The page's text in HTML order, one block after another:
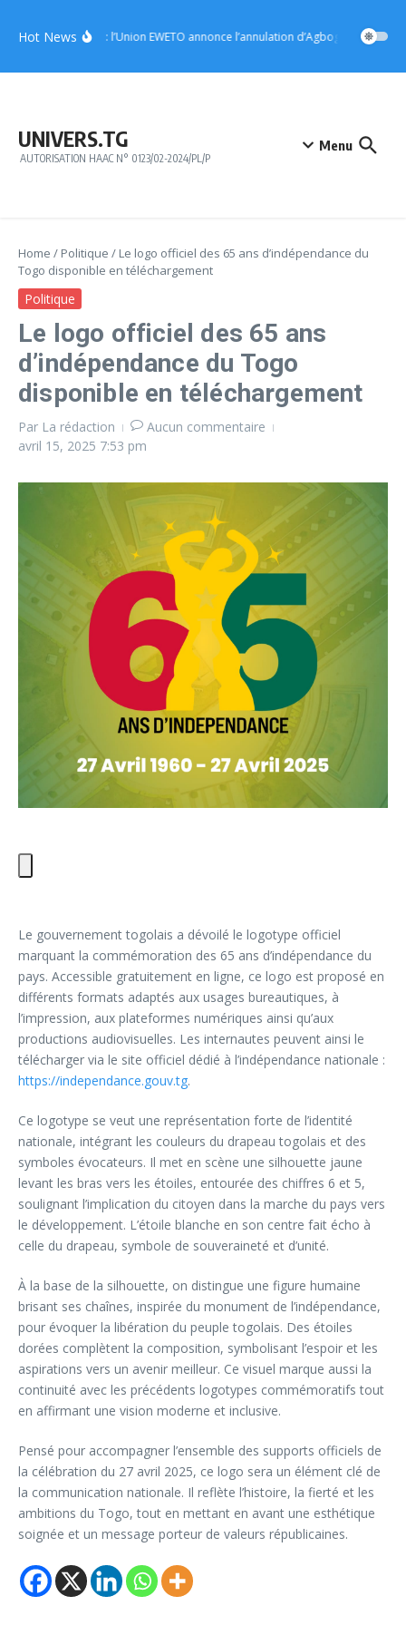
Hot NewsNotsè : l’Union EWETO annonce l’annulation d’Agbogboza 2026
UNIVERS.TG
AUTORISATION HAAC N° 0123/02-2024/PL/P
Menu
Home / Politique / Le logo officiel des 65 ans d’indépendance du
Togo disponible en téléchargement
Politique
Le logo officiel des 65 ans
d’indépendance du Togo
disponible en téléchargement
Par La rédaction
Aucun commentaire
avril 15, 2025 7:53 pm
Le gouvernement togolais a dévoilé le logotype officiel
marquant la commémoration des 65 ans d’indépendance du
pays. Accessible gratuitement en ligne, ce logo est proposé en
différents formats adaptés aux usages bureautiques, à
l’impression, aux plateformes numériques ainsi qu’aux
productions audiovisuelles. Les internautes peuvent ainsi le
télécharger via le site officiel dédié à l’indépendance nationale :
https://independance.gouv.tg.
Ce logotype se veut une représentation forte de l’identité
nationale, intégrant les couleurs du drapeau togolais et des
symboles évocateurs. Il met en scène une silhouette jaune
levant les bras vers les étoiles, entourée des chiffres 6 et 5,
soulignant l’implication du citoyen dans la marche du pays vers
le développement. L’étoile blanche en son centre fait écho à
celle du drapeau, symbole de souveraineté et d’unité.
À la base de la silhouette, on distingue une figure humaine
brisant ses chaînes, inspirée du monument de l’indépendance,
pour évoquer la libération du peuple togolais. Des étoiles
dorées complètent la composition, symbolisant l’espoir et les
aspirations vers un avenir meilleur. Ce visuel marque aussi la
continuité avec les précédents logotypes commémoratifs tout
en affirmant une vision moderne et inclusive.
Pensé pour accompagner l’ensemble des supports officiels de
la célébration du 27 avril 2025, ce logo sera un élément clé de
la communication nationale. Il reflète l’histoire, la fierté et les
ambitions du Togo, tout en mettant en avant une esthétique
soignée et un message porteur de valeurs républicaines.